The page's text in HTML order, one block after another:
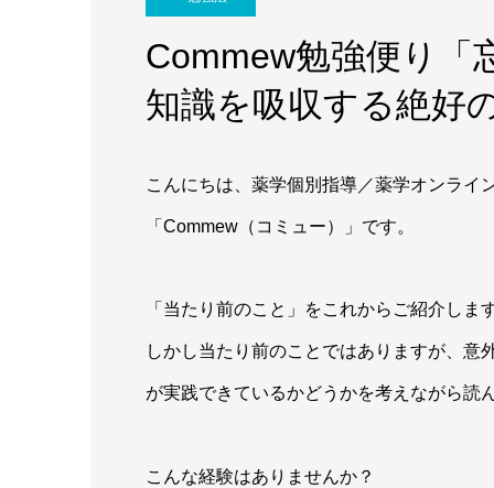
Commew勉強便り「
知識を吸収する絶好
こんにちは、薬学個別指導／薬学オンライ
「Commew（コミュー）」です。
「当たり前のこと」をこれからご紹介しま
しかし当たり前のことではありますが、意
が実践できているかどうかを考えながら読
こんな経験はありませんか？